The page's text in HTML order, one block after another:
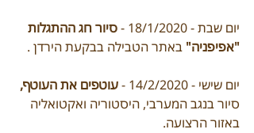
יום שבת - 18/1/2020 -
סיור חג ההתגלות
"אפיפניה" באתר הטבילה בבקעת הירדן .
יום שישי - 14/2/2020 -
עוטפים את העוטף,
סיור בנגב המערבי, היסטוריה ואקטואליה
באזור הרצועה.